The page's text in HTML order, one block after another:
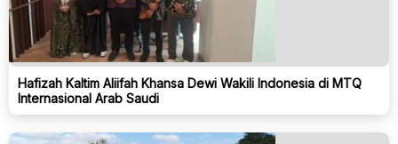
Hafizah Kaltim Aliifah Khansa Dewi Wakili Indonesia di MTQ
Internasional Arab Saudi